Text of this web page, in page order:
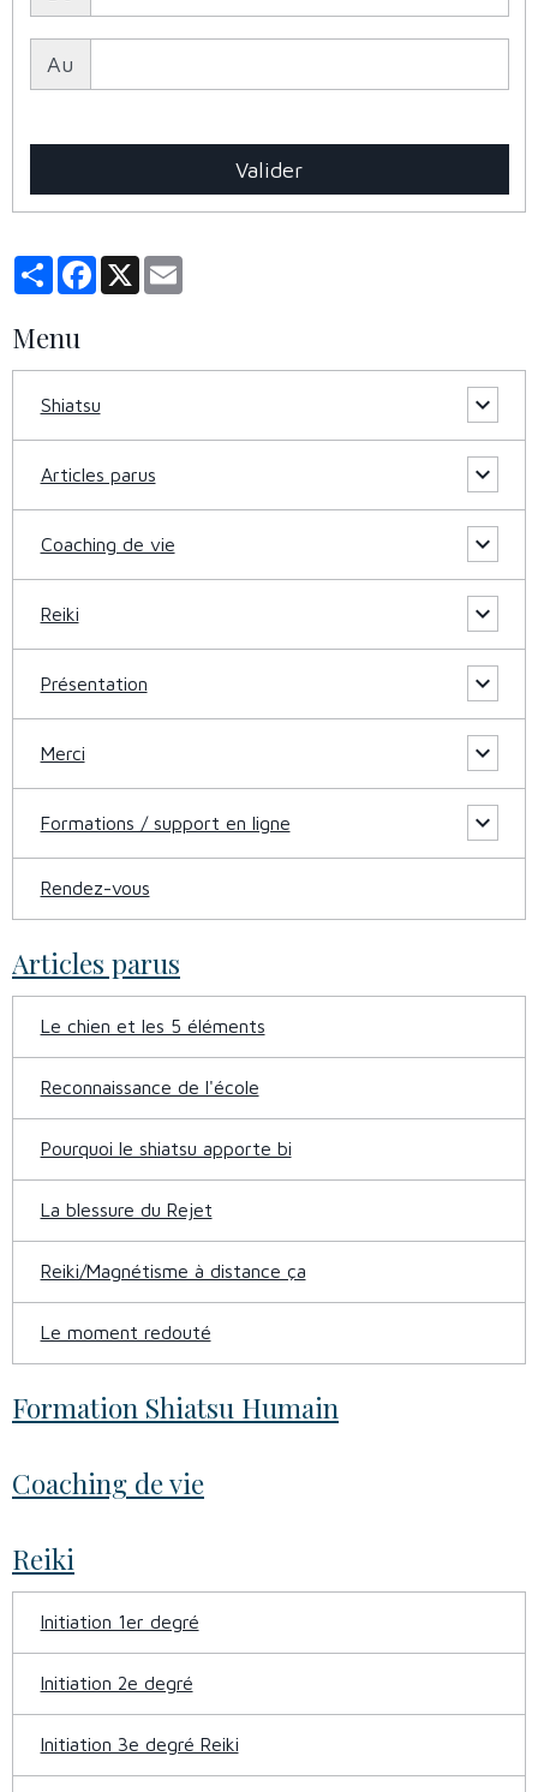
Au
Valider
PartagerFacebook
X
Menu
Shiatsu
Articles parus
Coaching de vie
Reiki
Présentation
Merci
Formations / support en ligne
Rendez-vous
Articles parus
Le chien et les 5 éléments
Reconnaissance de l'école
Pourquoi le shiatsu apporte bi
La blessure du Rejet
Reiki/Magnétisme à distance ça
Le moment redouté
Formation Shiatsu Humain
Coaching de vie
Reiki
Initiation 1er degré
Initiation 2e degré
Initiation 3e degré Reiki